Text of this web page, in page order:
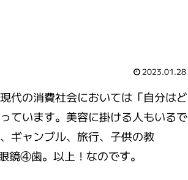
2023.01.28
代の消費社会においては「自分はど
ています。美容に掛ける人もいるで
ギャンブル、旅行、子供の教
④歯。以上！なのです。